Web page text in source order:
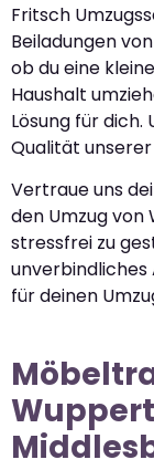
Fritsch
Beiladungen
ob du eine
Haushalt
Lösung für dich.
Qualität
Vertraue uns
den Umzug
stressfrei zu
für deinen